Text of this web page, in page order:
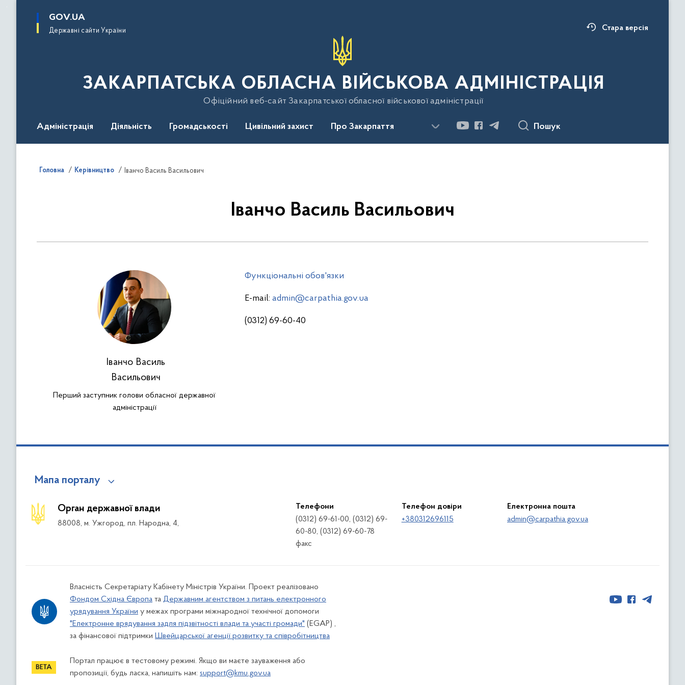
основного
GOV.UA
Державні сайти України Стара версія
ЗАКАРПАТСЬКА ОБЛАСНА ВІЙСЬКОВА АДМІНІСТРАЦІЯ
Офіційний веб-сайт Закарпатської обласної військової адміністрації
Адміністрація Діяльність Громадськості Цивільний захист Про Закарпаття Пошук
Головна Керівництво Іванчо Василь Васильович
Іванчо Василь Васильович
Іванчо Василь
Васильович
Перший заступник голови обласної державної
адміністрації
Функціональні обов'язки
E-mail: admin@carpathia.gov.ua
(0312) 69-60-40
Мапа порталу
Орган державної влади
88008, м. Ужгород, пл. Народна, 4,
Телефони
(0312) 69-61-00, (0312) 69-
60-80, (0312) 69-60-78
факс
Телефон довіри
+380312696115
Електронна пошта
admin@carpathia.gov.ua
Власність Секретаріату Кабінету Міністрів України. Проект реалізовано
Фондом Східна Європа та Державним агентством з питань електронного
урядування України у межах програми міжнародної технічної допомоги
"Електронне врядування задля підзвітності влади та участі громади" (EGAP) ,
за фінансової підтримки Швейцарської агенції розвитку та співробітництва
Портал працює в тестовому режимі. Якщо ви маєте зауваження або
пропозиції, будь ласка, напишіть нам: support@kmu.gov.ua